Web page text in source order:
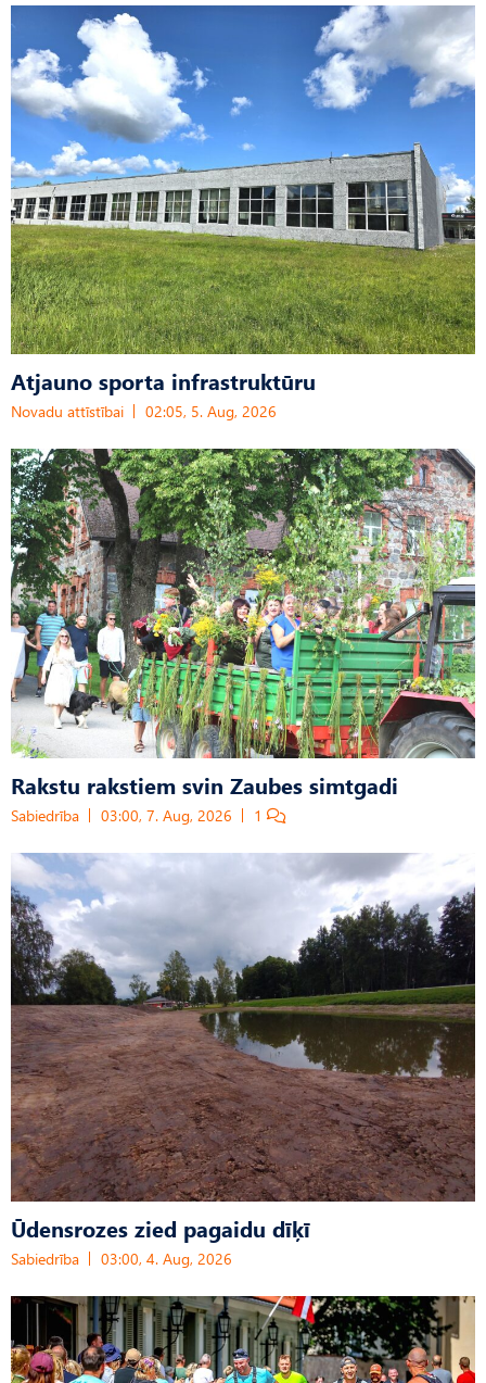
Atjauno sporta infrastruktūru
Novadu attīstībai 02:05, 5. Aug, 2026
Rakstu rakstiem svin Zaubes simtgadi
Sabiedrība 03:00, 7. Aug, 2026 1
Ūdensrozes zied pagaidu dīķī
Sabiedrība 03:00, 4. Aug, 2026